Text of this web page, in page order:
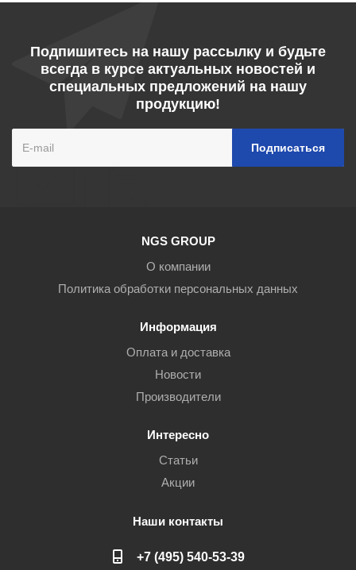
Подпишитесь на нашу рассылку и будьте
всегда в курсе актуальных новостей и
специальных предложений на нашу
продукцию!
NGS GROUP
О компании
Политика обработки персональных данных
Информация
Оплата и доставка
Новости
Производители
Интересно
Статьи
Акции
Наши контакты
+7 (495) 540-53-39